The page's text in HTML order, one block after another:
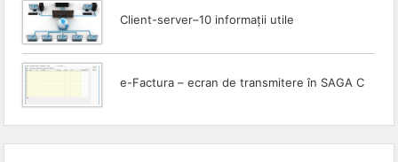
Client-server–10 informații utile
e-Factura – ecran de transmitere în SAGA C